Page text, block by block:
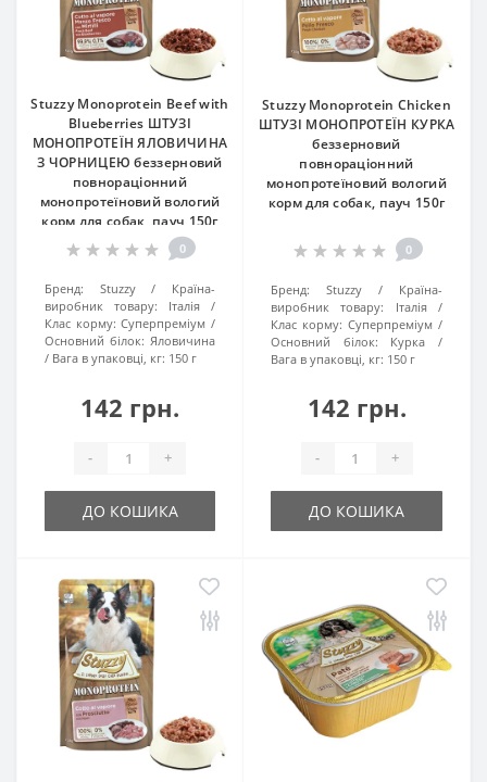
Stuzzy Monoprotein Beef with
Blueberries ШТУЗІ
МОНОПРОТЕЇН ЯЛОВИЧИНА
З ЧОРНИЦЕЮ беззерновий
повнораціонний
монопротеїновий вологий
корм для собак, пауч 150г
0
Бренд: Stuzzy
Країна-
виробник товару:
Італія
Клас корму: Суперпреміум
Основний білок: Яловичина
Вага в упаковці, кг: 150 г
142 грн.
- +
ДО КОШИКА
Stuzzy Monoprotein Chicken
ШТУЗІ МОНОПРОТЕЇН КУРКА
беззерновий
повнораціонний
монопротеїновий вологий
корм для собак, пауч 150г
0
Бренд: Stuzzy
Країна-
виробник товару:
Італія
Клас корму: Суперпреміум
Основний білок:
Курка
Вага в упаковці, кг: 150 г
142 грн.
- +
ДО КОШИКА